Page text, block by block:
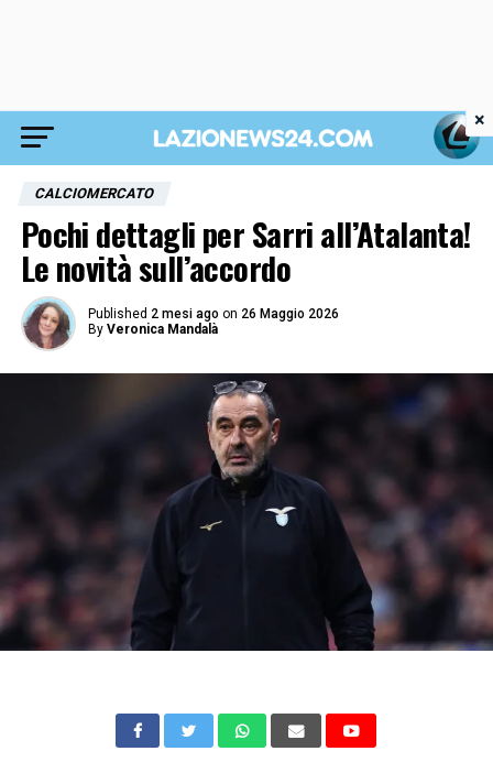
CALCIOMERCATO
Pochi dettagli per Sarri all’Atalanta!
Le novità sull’accordo
Published 2 mesi ago on 26 Maggio 2026
By Veronica Mandalà
×